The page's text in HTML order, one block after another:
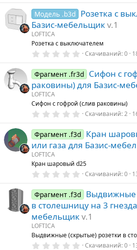
0
в
з
д
Модель .b3d Розетка с
Базис-мебельщикv.1
LOFTICA
Розетка с выключателем
0
0
з
в
з
д
Скачиваний 0
Фрагмент .fr3d Сифон с
раковины) для Базис-
LOFTICA
Сифон с гофрой (слив раковины)
0
0
з
в
з
д
Скачиваний 2
Фрагмент .f3d Кран
или газа для Базис-
LOFTICA
Кран шаровый d25
0
0
з
в
ё
з
Скачиваний 0
Фрагмент .f3d Выдвижные
в столешницу на 3
мебельщикv.1
LOFTICA
Выдвижные (скрытые) розетки в
0Скачиваний 0